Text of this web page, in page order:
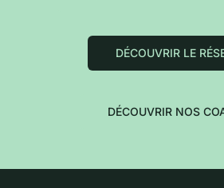
DÉCOUVRIR LE
DÉCOUVRIR NOS